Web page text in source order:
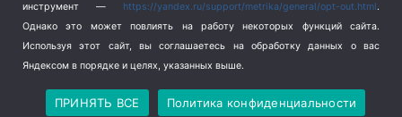
Copyright © 2026
Политика конфиденциальности
инструмент — https://yandex.ru/support/metrika/general/opt-out.html.
Однако это может повлиять на работу некоторых функций сайта.
Используя этот сайт, вы соглашаетесь на обработку данных о вас
Яндексом в порядке и целях, указанных выше.
ПРИНЯТЬ ВСЕ Политика конфиденциальности